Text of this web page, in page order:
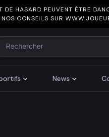
DE HASARD PEUVENT ÊTRE
CONSEILS SUR
News